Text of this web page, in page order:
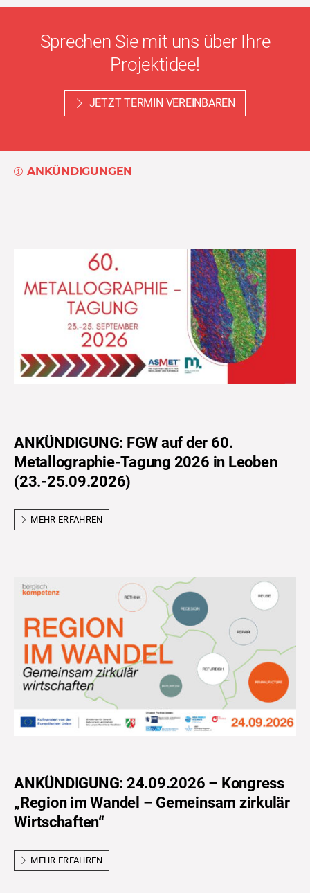
Sprechen Sie mit uns über Ihre
Projektidee!
JETZT TERMIN VEREINBAREN
ANKÜNDIGUNGEN
ANKÜNDIGUNG: FGW auf der 60.
Metallographie-Tagung 2026 in Leoben
(23.-25.09.2026)
MEHR ERFAHREN
ANKÜNDIGUNG: 24.09.2026 – Kongress
„Region im Wandel – Gemeinsam zirkulär
Wirtschaften“
MEHR ERFAHREN